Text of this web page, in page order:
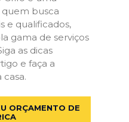
busca
e qualificados,
gama de serviços
as dicas
e faça a
ORÇAMENTO DE